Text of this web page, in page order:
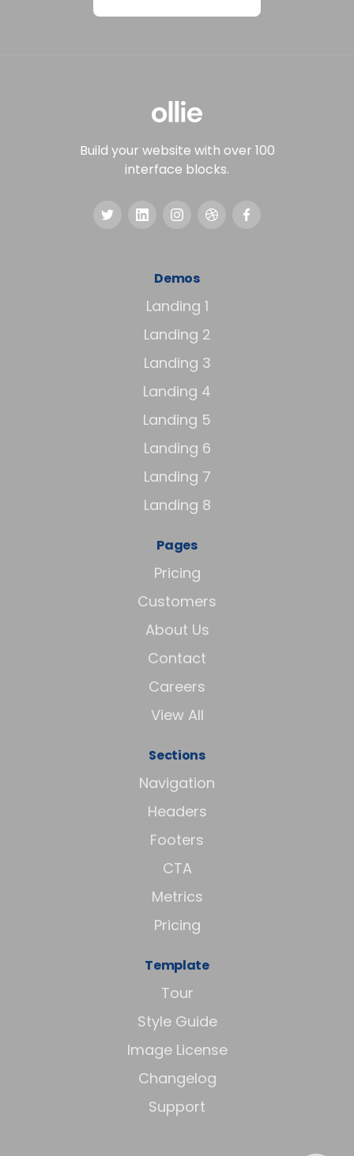
Build your website with over 100
interface blocks.
Demos
Landing 1
Landing 2
Landing 3
Landing 4
Landing 5
Landing 6
Landing 7
Landing 8
Pages
Pricing
Customers
About Us
Contact
Careers
View All
Sections
Navigation
Headers
Footers
CTA
Metrics
Pricing
Template
Tour
Style Guide
Image License
Changelog
Support